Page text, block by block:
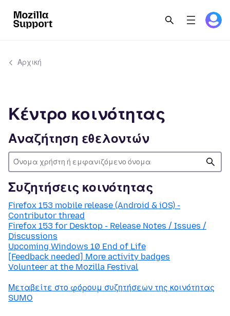
Αρχική
Κέντρο κοινότητας
Αναζήτηση εθελοντών
Συζητήσεις κοινότητας
Firefox 153 mobile release (Android & iOS) -
Contributor thread
Firefox 153 for Desktop - Release Notes / Issues /
Discussions
Upcoming Windows 10 End of Life
[Feedback needed] More activity badges
Volunteer at the Mozilla Festival
Μεταβείτε στο φόρουμ συζητήσεων της κοινότητας
SUMO